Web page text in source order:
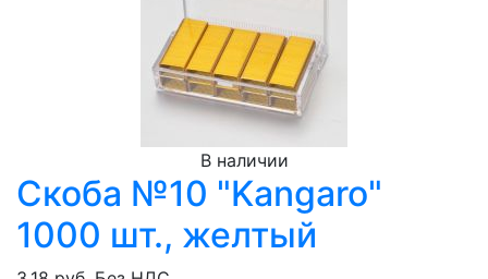
В наличии
Скоба №10 "Kangaro"
1000 шт., желтый